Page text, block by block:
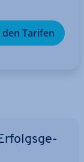
den Tarifen